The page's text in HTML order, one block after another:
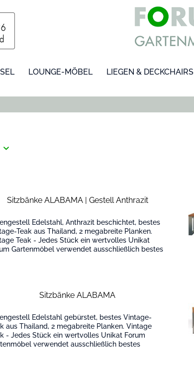
LOUNGE-MÖBEL LIEGEN & DECKCHAIRS
Sitzbänke ALABAMA | Gestell Anthrazit
Edelstahl, Anthrazit beschichtet, bestes
Teak aus Thailand, 2 megabreite Planken.
Teak - Jedes Stück ein wertvolles Unikat
Gartenmöbel verwendet ausschließlich bestes
Sitzbänke ALABAMA
Edelstahl gebürstet, bestes Vintage-
aus Thailand, 2 megabreite Planken. Vintage
- Jedes Stück ein wertvolles Unikat Forum
verwendet ausschließlich bestes